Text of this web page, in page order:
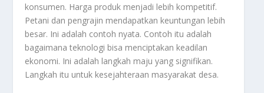
konsumen. Harga produk menjadi lebih kompetitif.
Petani dan pengrajin mendapatkan keuntungan lebih
besar. Ini adalah contoh nyata. Contoh itu adalah
bagaimana teknologi bisa menciptakan keadilan
ekonomi. Ini adalah langkah maju yang signifikan.
Langkah itu untuk kesejahteraan masyarakat desa.